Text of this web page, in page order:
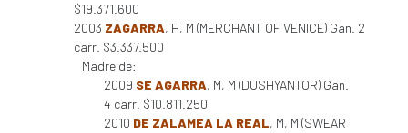
$19.371.600
2003 ZAGARRA, H, M (MERCHANT OF VENICE) Gan. 2
carr. $3.337.500
Madre de:
2009 SE AGARRA, M, M (DUSHYANTOR) Gan.
4 carr. $10.811.250
2010 DE ZALAMEA LA REAL, M, M (SWEAR